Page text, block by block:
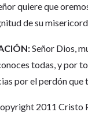
quiere que
de su
Señor Dios,
todas, y por
por el perdón que
2011 Cristo